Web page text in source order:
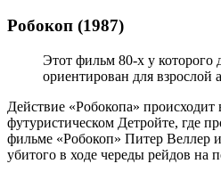
Робокоп (1987)
Этот фильм 80-х у которого
ориентирован для взрослой
Действие «Робокопа» происходит
футуристическом Детройте, где
фильме «Робокоп» Питер Веллер
убитого в ходе череды рейдов на